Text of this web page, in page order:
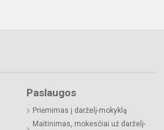
Paslaugos
Priėmimas į darželį-mokyklą
Maitinimas, mokesčiai už darželį-